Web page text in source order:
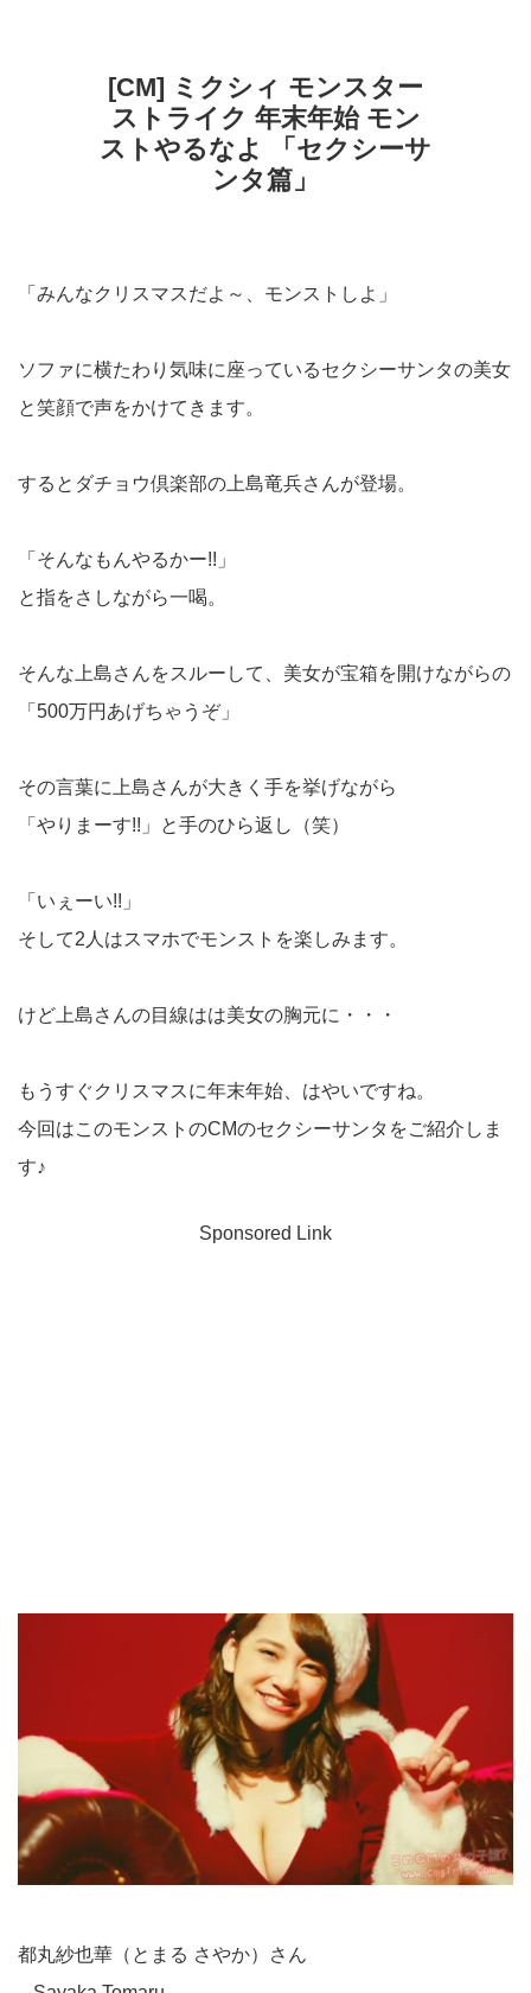
[CM] ミクシィ モンスター
ストライク 年末年始 モン
ストやるなよ 「セクシーサ
ンタ篇」
「みんなクリスマスだよ～、モンストしよ」
ソファに横たわり気味に座っているセクシーサンタの美女
と笑顔で声をかけてきます。
するとダチョウ倶楽部の上島竜兵さんが登場。
「そんなもんやるかー!!」
と指をさしながら一喝。
そんな上島さんをスルーして、美女が宝箱を開けながらの
「500万円あげちゃうぞ」
その言葉に上島さんが大きく手を挙げながら
「やりまーす!!」と手のひら返し（笑）
「いぇーい!!」
そして2人はスマホでモンストを楽しみます。
けど上島さんの目線はは美女の胸元に・・・
もうすぐクリスマスに年末年始、はやいですね。
今回はこのモンストのCMのセクシーサンタをご紹介しま
す♪
Sponsored Link
都丸紗也華（とまる さやか）さん